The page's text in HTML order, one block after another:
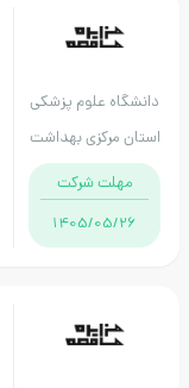
دانشگاه علوم پزشکی
استان مرکزی بهداشت
و درمان
مهلت شرکت
1405/05/26